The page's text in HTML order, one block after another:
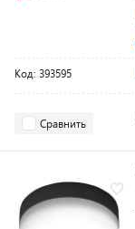
Код: 393595
Сравнить